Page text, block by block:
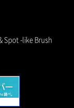
Spot -like Brush